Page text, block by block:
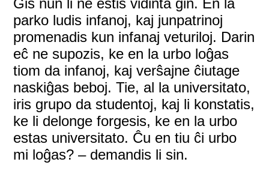
Ĝis nun li ne estis vidinta ĝin. En la
parko ludis infanoj, kaj junpatrinoj
promenadis kun infanaj veturiloj. Darin
eĉ ne supozis, ke en la urbo loĝas
tiom da infanoj, kaj verŝajne ĉiutage
naskiĝas beboj. Tie, al la universitato,
iris grupo da studentoj, kaj li konstatis,
ke li delonge forgesis, ke en la urbo
estas universitato. Ĉu en tiu ĉi urbo
mi loĝas? – demandis li sin.